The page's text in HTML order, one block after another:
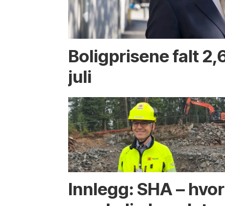
Boligprisene falt
juli
Innlegg: SHA – hvor